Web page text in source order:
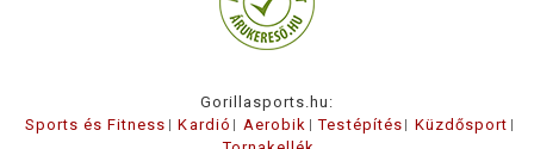
Gorillasports.hu:
Sports és Fitness
Kardió Aerobik Testépítés
Küzdősport